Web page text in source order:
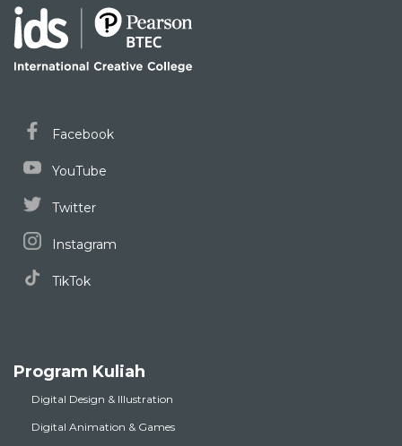
Facebook
YouTube
Twitter
Instagram
TikTok
Program Kuliah
Digital Design & Illustration
Digital Animation & Games